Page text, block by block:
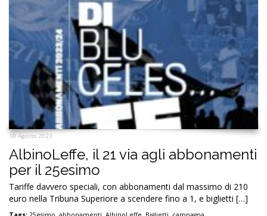
18 Agosto 2023
AlbinoLeffe, il 21 via agli abbonamenti
per il 25esimo
Tariffe davvero speciali, con abbonamenti dal massimo di 210
euro nella Tribuna Superiore a scendere fino a 1, e biglietti […]